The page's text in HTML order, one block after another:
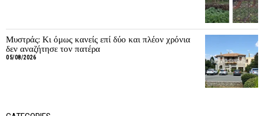
Μυστράς: Κι όμως κανείς επί δύο και πλέον χρόνια
δεν αναζήτησε τον πατέρα
05/08/2026